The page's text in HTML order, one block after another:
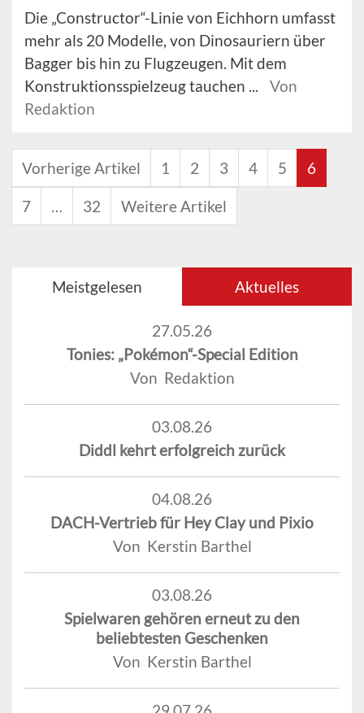
Die „Constructor“-Linie von Eichhorn umfasst
mehr als 20 Modelle, von Dinosauriern über
Bagger bis hin zu Flugzeugen. Mit dem
Konstruktionsspielzeug tauchen ...
Von
Redaktion
Vorherige Artikel 1 2 3 4 5 6
7 … 32 Weitere Artikel
Meistgelesen Aktuelles
27.05.26
Tonies: „Pokémon“-Special Edition
Von Redaktion
03.08.26
Diddl kehrt erfolgreich zurück
04.08.26
DACH-Vertrieb für Hey Clay und Pixio
Von Kerstin Barthel
03.08.26
Spielwaren gehören erneut zu den
beliebtesten Geschenken
Von Kerstin Barthel